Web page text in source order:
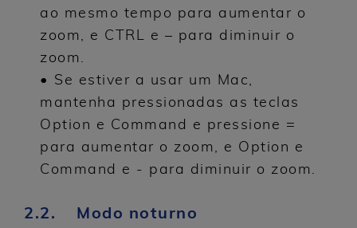
ao mesmo tempo para aumentar o
zoom, e CTRL e – para diminuir o
zoom.
• Se estiver a usar um Mac,
mantenha pressionadas as teclas
Option e Command e pressione =
para aumentar o zoom, e Option e
Command e - para diminuir o zoom.
2.2. Modo noturno